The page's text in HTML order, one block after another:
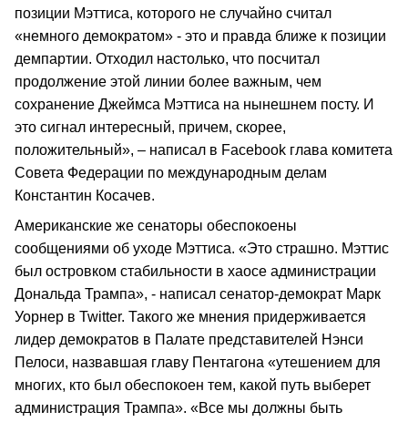
позиции Мэттиса, которого не случайно считал
«немного демократом» - это и правда ближе к позиции
демпартии. Отходил настолько, что посчитал
продолжение этой линии более важным, чем
сохранение Джеймса Мэттиса на нынешнем посту. И
это сигнал интересный, причем, скорее,
положительный», – написал в Facebook глава комитета
Совета Федерации по международным делам
Константин Косачев.
Американские же сенаторы обеспокоены
сообщениями об уходе Мэттиса. «Это страшно. Мэттис
был островком стабильности в хаосе администрации
Дональда Трампа», - написал сенатор-демократ Марк
Уорнер в Twitter. Такого же мнения придерживается
лидер демократов в Палате представителей Нэнси
Пелоси, назвавшая главу Пентагона «утешением для
многих, кто был обеспокоен тем, какой путь выберет
администрация Трампа». «Все мы должны быть